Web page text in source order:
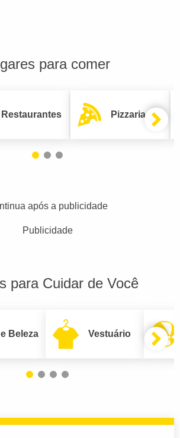
para comer
Restaurantes Pizzarias
após a publicidade
Publicidade
para Cuidar de Você
Beleza Vestuário